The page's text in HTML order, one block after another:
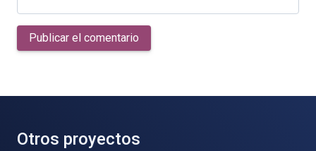
Publicar el comentario
Otros proyectos